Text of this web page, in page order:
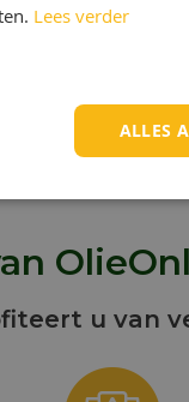
u van
Lees verder
ALLES